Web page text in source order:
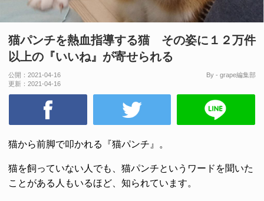
猫パンチを熱血指導する猫 その姿に１２万件
以上の『いいね』が寄せられる
公開： 2021-04-16
更新： 2021-04-16
By - grape編集部
猫から前脚で叩かれる『猫パンチ』。
猫を飼っていない人でも、猫パンチというワードを聞いた
ことがある人もいるほど、知られています。